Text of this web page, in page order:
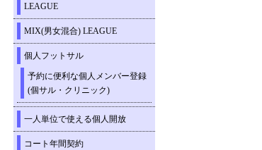
LEAGUE
MIX(男女混合) LEAGUE
個人フットサル
予約に便利な個人メンバー登録
(個サル・クリニック)
一人単位で使える個人開放
コート年間契約